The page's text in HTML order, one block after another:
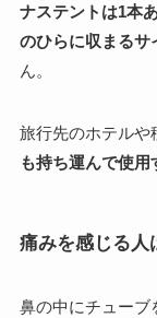
ナステントは1本
のひらに収まるサ
ん。
旅行先のホテルや
も持ち運んで使用
痛みを感じる人
鼻の中にチューブ